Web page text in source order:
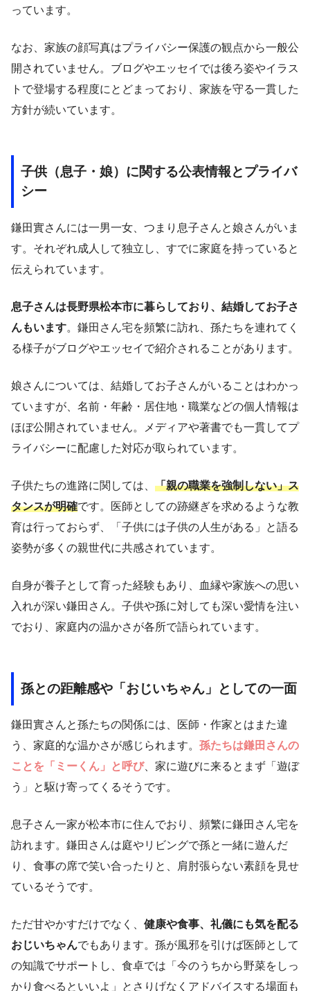
っています。
なお、家族の顔写真はプライバシー保護の観点から一般公
開されていません。ブログやエッセイでは後ろ姿やイラス
トで登場する程度にとどまっており、家族を守る一貫した
方針が続いています。
子供（息子・娘）に関する公表情報とプライバ
シー
鎌田實さんには一男一女、つまり息子さんと娘さんがいま
す。それぞれ成人して独立し、すでに家庭を持っていると
伝えられています。
息子さんは長野県松本市に暮らしており、結婚してお子さ
んもいます。鎌田さん宅を頻繁に訪れ、孫たちを連れてく
る様子がブログやエッセイで紹介されることがあります。
娘さんについては、結婚してお子さんがいることはわかっ
ていますが、名前・年齢・居住地・職業などの個人情報は
ほぼ公開されていません。メディアや著書でも一貫してプ
ライバシーに配慮した対応が取られています。
子供たちの進路に関しては、 「親の職業を強制しない」ス
タンスが明確です。医師としての跡継ぎを求めるような教
育は行っておらず、「子供には子供の人生がある」と語る
姿勢が多くの親世代に共感されています。
自身が養子として育った経験もあり、血縁や家族への思い
入れが深い鎌田さん。子供や孫に対しても深い愛情を注い
でおり、家庭内の温かさが各所で語られています。
孫との距離感や「おじいちゃん」としての一面
鎌田實さんと孫たちの関係には、医師・作家とはまた違
う、家庭的な温かさが感じられます。 孫たちは鎌田さんの
ことを「ミーくん」と呼び、家に遊びに来るとまず「遊ぼ
う」と駆け寄ってくるそうです。
息子さん一家が松本市に住んでおり、頻繁に鎌田さん宅を
訪れます。鎌田さんは庭やリビングで孫と一緒に遊んだ
り、食事の席で笑い合ったりと、肩肘張らない素顔を見せ
ているそうです。
ただ甘やかすだけでなく、 健康や食事、礼儀にも気を配る
おじいちゃんでもあります。孫が風邪を引けば医師として
の知識でサポートし、食卓では「今のうちから野菜をしっ
かり食べるといいよ」とさりげなくアドバイスする場面も